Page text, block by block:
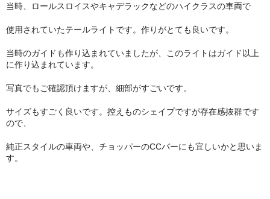
当時、ロールスロイスやキャデラックなどのハイクラスの車両で
使用されていたテールライトです。作りがとても良いです。
当時のガイドも作り込まれていましたが、このライトはガイド以上
に作り込まれています。
写真でもご確認頂けますが、細部がすごいです。
サイズもすごく良いです。控えものシェイプですが存在感抜群です
ので、
純正スタイルの車両や、チョッパーのCCバーにも宜しいかと思いま
す。